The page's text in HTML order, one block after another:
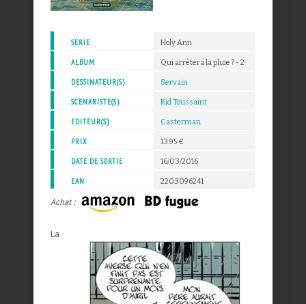
SERIE Holy Ann
ALBUM Qui arrêtera la pluie ? - 2
DESSINATEUR(S) Servain
SCENARISTE(S) Kid Toussaint
EDITEUR(S) Casterman
PRIX 13.95 €
DATE DE SORTIE 16/03/2016
EAN 2203096241
Achat :
La